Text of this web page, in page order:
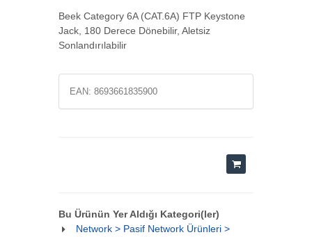
Beek Category 6A (CAT.6A) FTP Keystone
Jack, 180 Derece Dönebilir, Aletsiz
Sonlandırılabilir
EAN: 8693661835900
Bu Ürünün Yer Aldığı Kategori(ler)
Network > Pasif Network Ürünleri >